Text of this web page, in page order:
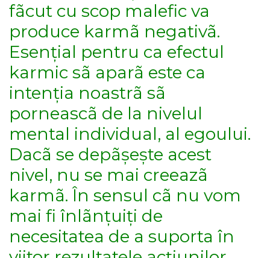
fãcut cu scop malefic va
produce karmã negativã.
Esențial pentru ca efectul
karmic sã aparã este ca
intenția noastrã sã
porneascã de la nivelul
mental individual, al egoului.
Dacã se depãșește acest
nivel, nu se mai creeazã
karmã. În sensul cã nu vom
mai fi înlãnțuiți de
necesitatea de a suporta în